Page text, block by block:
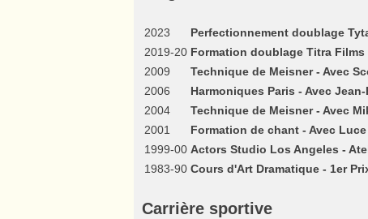
2023 Perfectionnement doublage
2019-20 Formation doublage Titra Films
2009
Technique de Meisner - Avec
2006
Harmoniques Paris - Avec
2004
Technique de Meisner - Avec
2001
Formation de chant - Avec
1999-00 Actors Studio Los Angeles -
1983-90 Cours d'Art Dramatique - 1er
Carrière sportive